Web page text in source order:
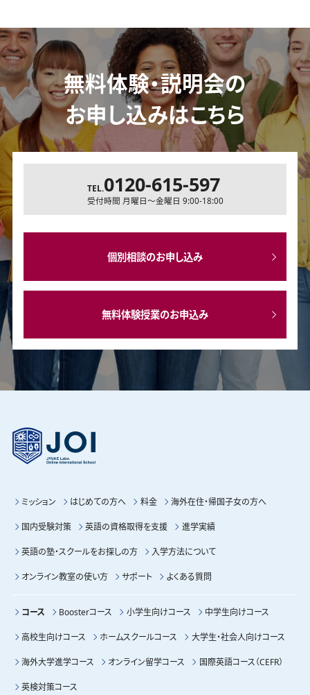
無料体験・説明会の
お申し込みはこちら
TEL.0120-615-597
受付時間 月曜日～金曜日 9:00-18:00
個別相談のお申し込み
無料体験授業のお申込み
ミッション はじめての方へ 料金 海外在住・帰国子女の方へ
国内受験対策 英語の資格取得を支援 進学実績
英語の塾・スクールをお探しの方 入学方法について
オンライン教室の使い方 サポート よくある質問
コース Boosterコース 小学生向けコース 中学生向けコース
高校生向けコース ホームスクールコース 大学生・社会人向けコース
海外大学進学コース オンライン留学コース 国際英語コース（CEFR）
英検対策コース